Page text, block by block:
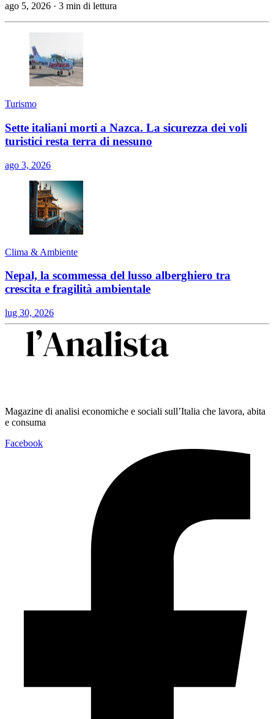
ago 5, 2026 · 3 min di lettura
Turismo
Sette italiani morti a Nazca. La sicurezza dei voli
turistici resta terra di nessuno
ago 3, 2026
Clima & Ambiente
Nepal, la scommessa del lusso alberghiero tra
crescita e fragilità ambientale
lug 30, 2026
Magazine di analisi economiche e sociali sull’Italia che lavora, abita
e consuma
Facebook